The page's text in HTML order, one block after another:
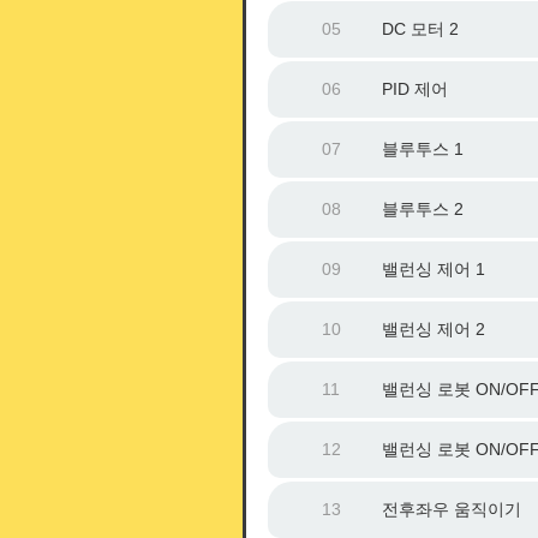
05 DC 모터 2
06 PID 제어
07 블루투스 1
08 블루투스 2
09 밸런싱 제어 1
10 밸런싱 제어 2
11 밸런싱 로봇 ON/
12 밸런싱 로봇 ON/
13 전후좌우 움직이기